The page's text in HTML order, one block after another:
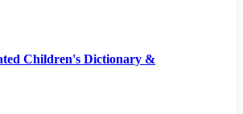
Children's Dictionary &